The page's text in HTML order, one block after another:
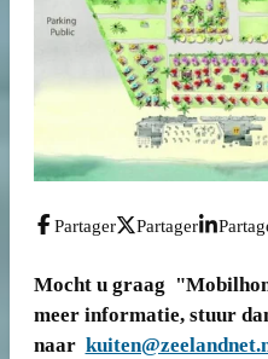
Partager Partager
Mocht u graag
meer informatie, stuur
naar